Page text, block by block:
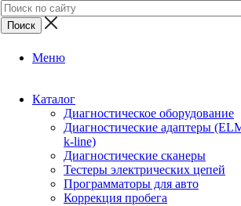
Меню
Каталог
Диагностическое оборудование
Диагностические адаптеры
k-line)
Диагностические сканеры
Тестеры электрических цепей
Программаторы для авто
Коррекция пробега